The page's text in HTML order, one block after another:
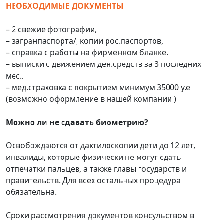
НЕОБХОДИМЫЕ ДОКУМЕНТЫ
– 2 свежие фотографии,
– загранпаспорта/, копии рос.паспортов,
– справка с работы на фирменном бланке.
– выписки с движением ден.средств за 3 последних
мес.,
– мед.страховка с покрытием минимум 35000 у.е
(возможно оформление в нашей компании )
Можно ли не сдавать биометрию?
Освобождаются от дактилоскопии дети до 12 лет,
инвалиды, которые физически не могут сдать
отпечатки пальцев, а также главы государств и
правительств. Для всех остальных процедура
обязательна.
Сроки рассмотрения документов консульством в